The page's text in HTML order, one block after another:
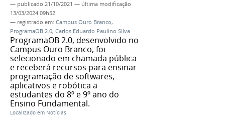
— publicado 21/10/2021 — última modificação
13/03/2024 09h52
— registrado em: Campus Ouro Branco,
ProgramaOB 2.0, Carlos Eduardo Paulino Silva
ProgramaOB 2.0, desenvolvido no
Campus Ouro Branco, foi
selecionado em chamada pública
e receberá recursos para ensinar
programação de softwares,
aplicativos e robótica a
estudantes do 8º e 9º ano do
Ensino Fundamental.
Localizado em Notícias